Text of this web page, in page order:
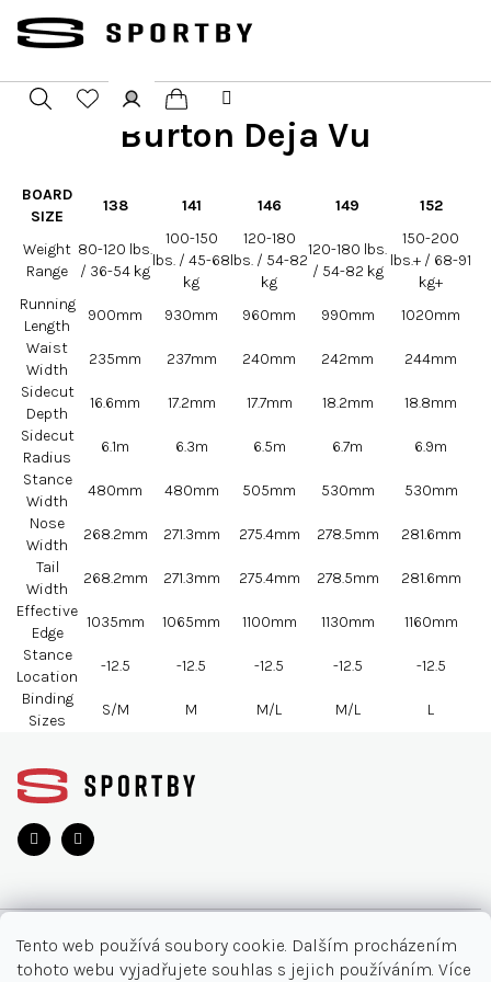
Tento web používá soubory cookie. Dalším procházením
tohoto webu vyjadřujete souhlas s jejich používáním. Více
obsah
PřihlášeníNákupní
košík
Burton Deja Vu
BOARD
SIZE
138 141 146 149 152
Weight
Range
80-120 lbs.
/ 36-54 kg
100-150
lbs. / 45-68
kg
120-180
lbs. / 54-82
kg
120-180 lbs.
/ 54-82 kg
150-200
lbs.+ / 68-91
kg+
Running
Length
900mm 930mm 960mm 990mm
1020mm
Waist
Width
235mm 237mm 240mm 242mm
244mm
Sidecut
Depth
16.6mm 17.2mm 17.7mm 18.2mm
18.8mm
Sidecut
Radius
6.1m 6.3m 6.5m 6.7m
6.9m
Stance
Width
480mm 480mm 505mm 530mm
530mm
Nose
Width
268.2mm 271.3mm 275.4mm 278.5mm
281.6mm
Tail
Width
268.2mm 271.3mm 275.4mm 278.5mm
281.6mm
Effective
Edge
1035mm 1065mm 1100mm 1130mm
1160mm
Stance
Location
-12.5 -12.5 -12.5 -12.5
-12.5
Binding
Sizes
S/M M M/L M/L L
O NÁKUPU